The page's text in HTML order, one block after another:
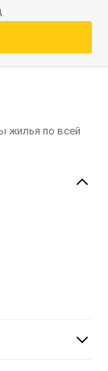
жилья по всей